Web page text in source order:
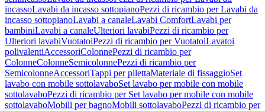
incassoLavabi da incasso sottopianoPezzi di ricambio per Lavabi da
incasso sottopianoLavabi a canaleLavabi ComfortLavabi per
bambiniLavabi a canaleUlteriori lavabiPezzi di ricambio per
Ulteriori lavabiVuotatoiPezzi di ricambio per VuotatoiLavatoi
polivalentiAccessoriColonnePezzi di ricambio per
ColonneColonneSemicolonnePezzi di ricambio per
SemicolonneAccessoriTappi per pilettaMateriale di fissaggioSet
lavabo con mobile sottolavaboSet lavabo per mobile con mobile
sottolavaboPezzi di ricambio per Set lavabo per mobile con mobile
sottolavaboMobili per bagnoMobili sottolavaboPezzi di ricambio per